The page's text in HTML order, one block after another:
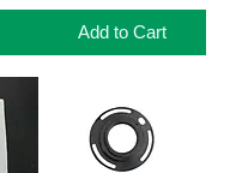
Add to Cart